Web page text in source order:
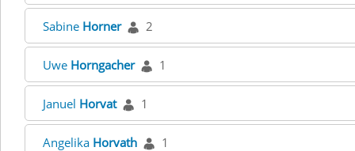
Sabine Horner 2
Uwe Horngacher 1
Januel Horvat 1
Angelika Horvath 1